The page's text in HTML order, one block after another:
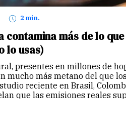
2 min.
contamina más de lo
lo usas)
presentes en millones de
mucho más metano del que
reciente en Brasil,
que las emisiones reales